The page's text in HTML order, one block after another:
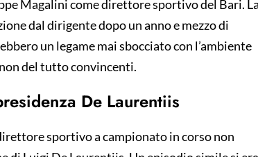
Magalini come direttore sportivo del Bari. La
dal dirigente dopo un anno e mezzo di
un legame mai sbocciato con l’ambiente
del tutto convincenti.
De Laurentiis
sportivo a campionato in corso non